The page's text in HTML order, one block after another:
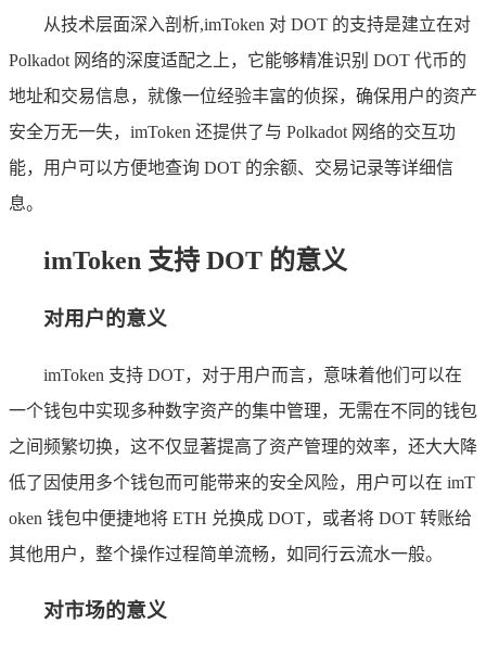
从技术层面深入剖析,imToken 对 DOT 的支持是建立在对
Polkadot 网络的深度适配之上，它能够精准识别 DOT 代币的
地址和交易信息，就像一位经验丰富的侦探，确保用户的资产
安全万无一失，imToken 还提供了与 Polkadot 网络的交互功
能，用户可以方便地查询 DOT 的余额、交易记录等详细信
息。
imToken 支持 DOT 的意义
对用户的意义
imToken 支持 DOT，对于用户而言，意味着他们可以在
一个钱包中实现多种数字资产的集中管理，无需在不同的钱包
之间频繁切换，这不仅显著提高了资产管理的效率，还大大降
低了因使用多个钱包而可能带来的安全风险，用户可以在 imT
oken 钱包中便捷地将 ETH 兑换成 DOT，或者将 DOT 转账给
其他用户，整个操作过程简单流畅，如同行云流水一般。
对市场的意义